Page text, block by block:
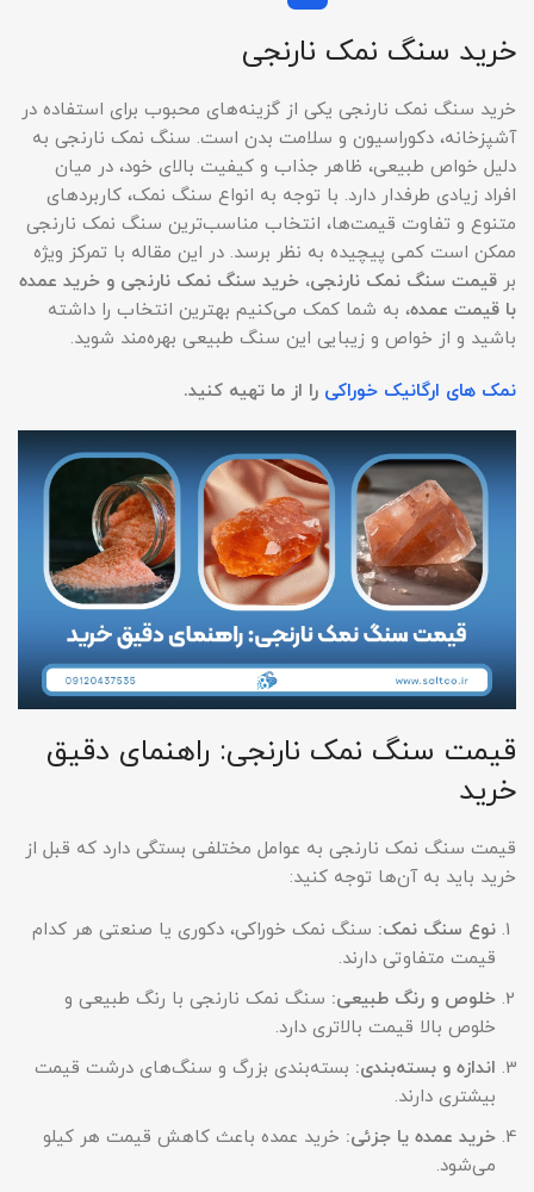
خرید سنگ نمک نارنجی
خرید سنگ نمک نارنجی یکی از گزینه‌های محبوب برای استفاده در
آشپزخانه، دکوراسیون و سلامت بدن است. سنگ نمک نارنجی به
دلیل خواص طبیعی، ظاهر جذاب و کیفیت بالای خود، در میان
افراد زیادی طرفدار دارد. با توجه به انواع سنگ نمک، کاربردهای
متنوع و تفاوت قیمت‌ها، انتخاب مناسب‌ترین سنگ نمک نارنجی
ممکن است کمی پیچیده به نظر برسد. در این مقاله با تمرکز ویژه
بر قیمت سنگ نمک نارنجی، خرید سنگ نمک نارنجی و خرید عمده
با قیمت عمده، به شما کمک می‌کنیم بهترین انتخاب را داشته
باشید و از خواص و زیبایی این سنگ طبیعی بهره‌مند شوید.
نمک های ارگانیک خوراکی را از ما تهیه کنید.
قیمت سنگ نمک نارنجی: راهنمای دقیق
خرید
قیمت سنگ نمک نارنجی به عوامل مختلفی بستگی دارد که قبل از
خرید باید به آن‌ها توجه کنید:
نوع سنگ نمک: سنگ نمک خوراکی، دکوری یا صنعتی هر کدام
قیمت متفاوتی دارند.
خلوص و رنگ طبیعی: سنگ نمک نارنجی با رنگ طبیعی و
خلوص بالا قیمت بالاتری دارد.
اندازه و بسته‌بندی: بسته‌بندی بزرگ و سنگ‌های درشت قیمت
بیشتری دارند.
خرید عمده یا جزئی: خرید عمده باعث کاهش قیمت هر کیلو
می‌شود.